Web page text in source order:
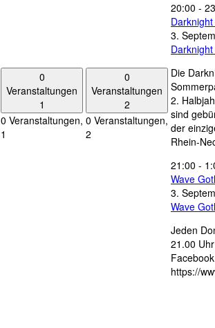
0
Veranstaltungen
1
0 Veranstaltungen,
1
0
Veranstaltungen
2
0 Veranstaltungen,
2
20:00 -
3.
Die
2.
sind
der
Rhein-
21:00 -
Wave
3.
Wave
Jeden
21.00
https://